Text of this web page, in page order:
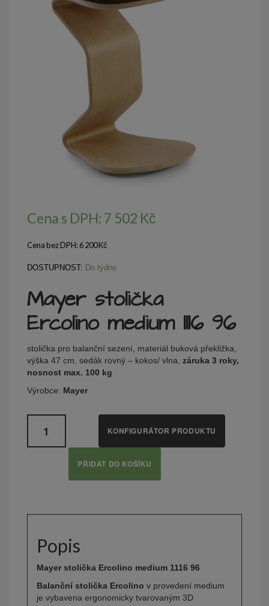
Cena s DPH: 7 502 Kč
Cena bez DPH:6 200Kč
DOSTUPNOST: Do týdne
Mayer stolička
Ercolino medium 1116 96
stolička pro balanční sezení, materiál buková překližka,
výška 47 cm, sedák rovný – kokos/ vlna, záruka 3 roky,
nosnost max. 100 kg
Výrobce: Mayer
KONFIGURÁTOR PRODUKTU
PŘIDAT DO KOŠÍKU
Popis
Mayer stolička Ercolino medium 1116 96
Balanční stolička Ercolino v provedení medium
je vybavena ergonomicky tvarovaným 3D